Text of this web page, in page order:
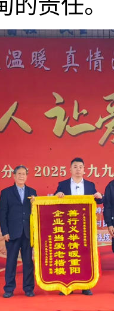
责任。